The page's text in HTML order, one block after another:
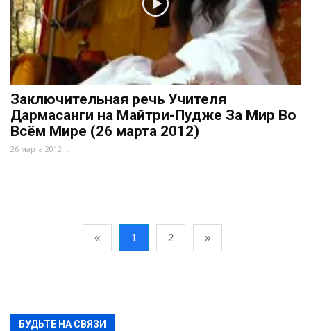
Заключительная речь Учителя
Дармасанги на Майтри-Пудже За Мир Во
Всём Мире (26 марта 2012)
26 марта 2012 г.
« 1 2 »
БУДЬТЕ НА СВЯЗИ